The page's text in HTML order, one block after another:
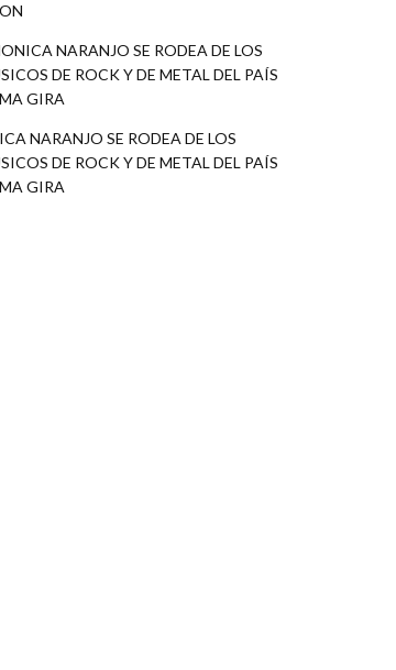
NARANJO SE RODEA DE LOS
DE ROCK Y DE METAL DEL PAÍS
GIRA
NARANJO SE RODEA DE LOS
DE ROCK Y DE METAL DEL PAÍS
GIRA